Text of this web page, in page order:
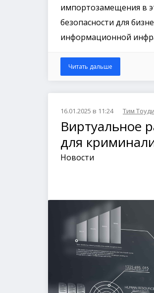
импортозамещения в
безопасности для
информационной
Читать дальше
16.01.2025 в 11:24 Тим Тоуди
Виртуальное
для
Новости